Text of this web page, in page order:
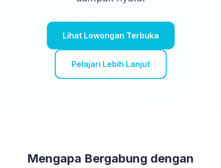
Lihat Lowongan Terbuka
Pelajari Lebih Lanjut
Mengapa Bergabung dengan